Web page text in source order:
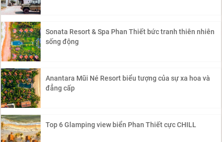
Sonata Resort & Spa Phan Thiết bức tranh thiên nhiên
sống động
Anantara Mũi Né Resort biểu tượng của sự xa hoa và
đẳng cấp
Top 6 Glamping view biển Phan Thiết cực CHILL